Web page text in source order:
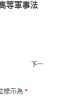
等軍事法
下一
標示為 *